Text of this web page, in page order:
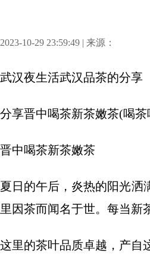
2023-10-29 23:59:49 | 来源：
武汉夜生活武汉品茶的分享
分享晋中喝茶新茶嫩茶(喝
晋中喝茶新茶嫩茶
夏日的午后，炎热的阳光洒
里因茶而闻名于世。每当新
这里的茶叶品质卓越，产自